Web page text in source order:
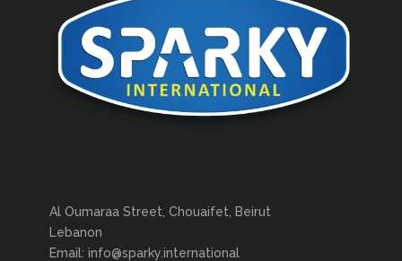
Al Oumaraa Street, Chouaifet, Beirut
Lebanon
Email: info@sparky.international